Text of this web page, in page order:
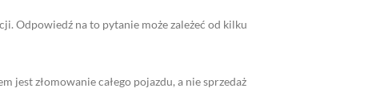
Odpowiedź na to pytanie może zależeć od kilku
jest złomowanie całego pojazdu, a nie sprzedaż